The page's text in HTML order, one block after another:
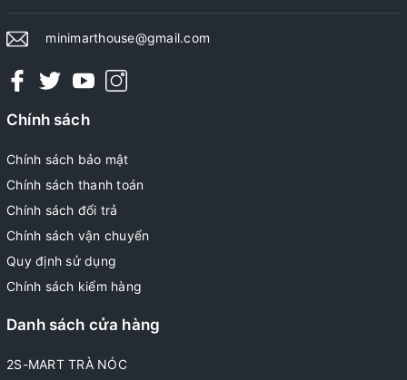
minimarthouse@gmail.com
Chính sách
Chính sách bảo mật
Chính sách thanh toán
Chính sách đổi trả
Chính sách vận chuyển
Quy định sử dụng
Chính sách kiểm hàng
Danh sách cửa hàng
2S-MART TRÀ NÓC